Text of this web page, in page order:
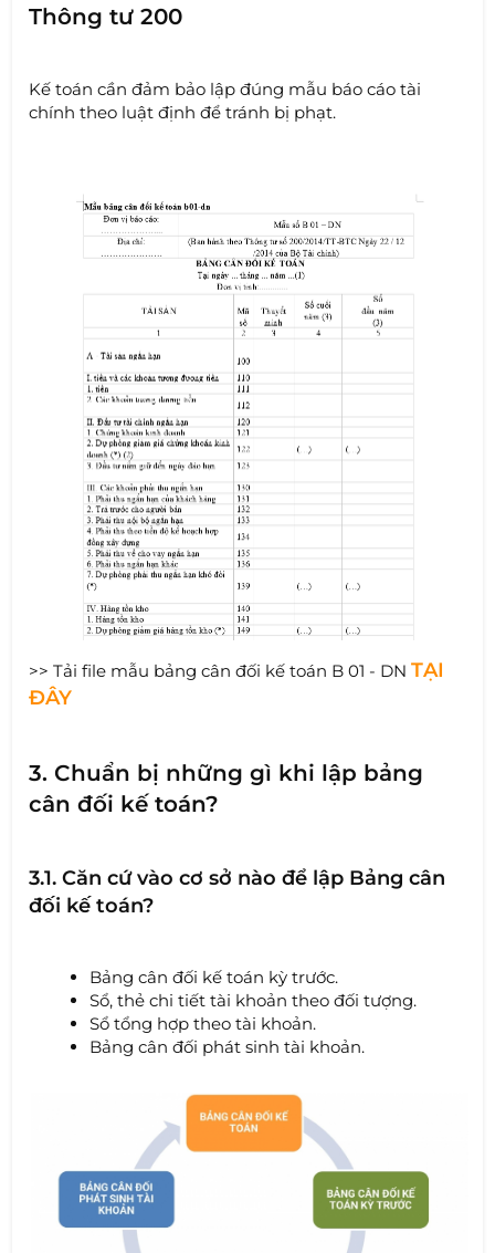
Thông tư 200
Kế toán cần đảm bảo lập đúng mẫu báo cáo tài
chính theo luật định để tránh bị phạt.
>> Tải file mẫu bảng cân đối kế toán B 01 - DNTẠI
ĐÂY
3. Chuẩn bị những gì khi lập bảng
cân đối kế toán?
3.1. Căn cứ vào cơ sở nào để lập Bảng cân
đối kế toán?
Bảng cân đối kế toán kỳ trước.
Sổ, thẻ chi tiết tài khoản theo đối tượng.
Sổ tổng hợp theo tài khoản.
Bảng cân đối phát sinh tài khoản.